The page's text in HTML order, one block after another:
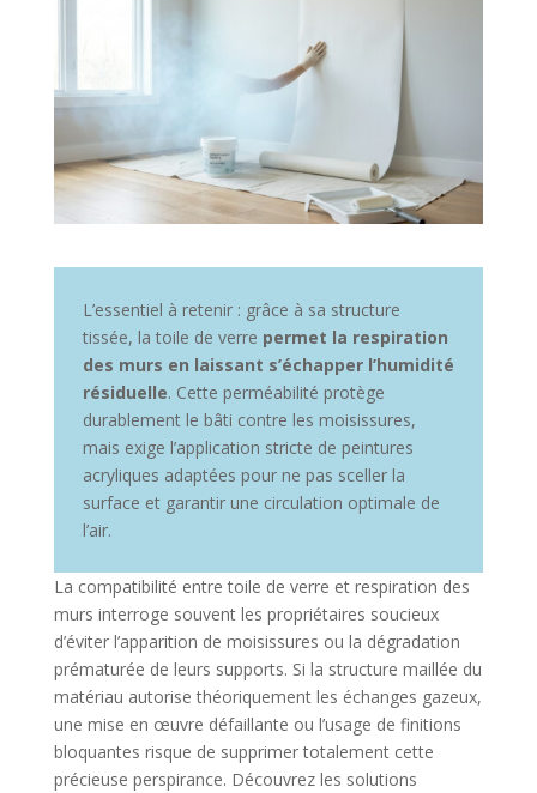
L’essentiel à retenir : grâce à sa structure
tissée, la toile de verre permet la respiration
des murs en laissant s’échapper l’humidité
résiduelle. Cette perméabilité protège
durablement le bâti contre les moisissures,
mais exige l’application stricte de peintures
acryliques adaptées pour ne pas sceller la
surface et garantir une circulation optimale de
l’air.
La compatibilité entre toile de verre et respiration des
murs interroge souvent les propriétaires soucieux
d’éviter l’apparition de moisissures ou la dégradation
prématurée de leurs supports. Si la structure maillée du
matériau autorise théoriquement les échanges gazeux,
une mise en œuvre défaillante ou l’usage de finitions
bloquantes risque de supprimer totalement cette
précieuse perspirance. Découvrez les solutions